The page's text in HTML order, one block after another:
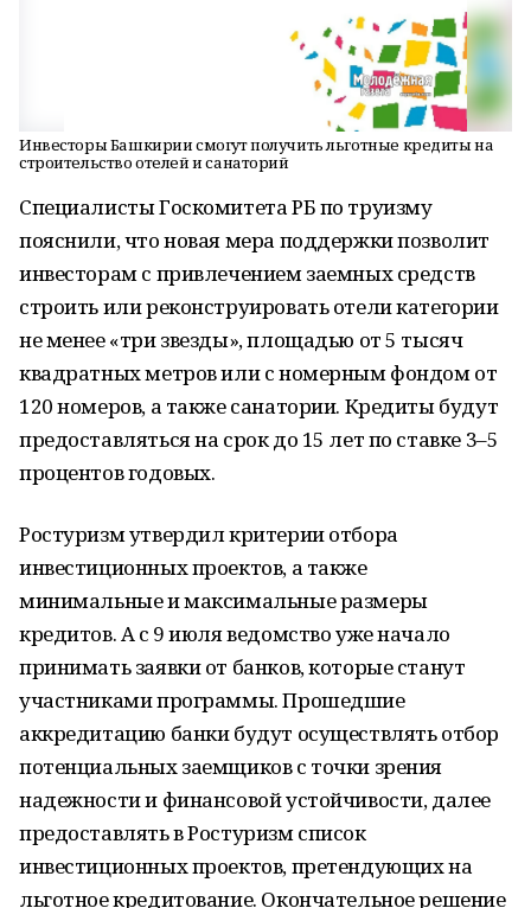
Инвесторы Башкирии смогут получить льготные кредиты на
строительство отелей и санаторий
Специалисты Госкомитета РБ по труизму
пояснили, что новая мера поддержки позволит
инвесторам с привлечением заемных средств
строить или реконструировать отели категории
не менее «три звезды», площадью от 5 тысяч
квадратных метров или с номерным фондом от
120 номеров, а также санатории. Кредиты будут
предоставляться на срок до 15 лет по ставке 3–5
процентов годовых.
Ростуризм утвердил критерии отбора
инвестиционных проектов, а также
минимальные и максимальные размеры
кредитов. А с 9 июля ведомство уже начало
принимать заявки от банков, которые станут
участниками программы. Прошедшие
аккредитацию банки будут осуществлять отбор
потенциальных заемщиков с точки зрения
надежности и финансовой устойчивости, далее
предоставлять в Ростуризм список
инвестиционных проектов, претендующих на
льготное кредитование. Окончательное решение